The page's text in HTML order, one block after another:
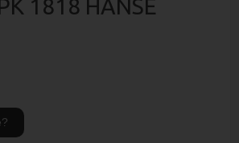
1818 HANSE